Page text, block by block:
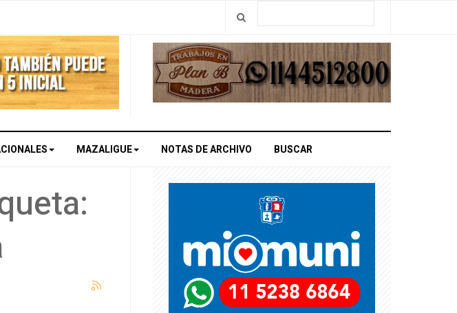
MAZALIGUE NOTAS DE ARCHIVO BUSCAR